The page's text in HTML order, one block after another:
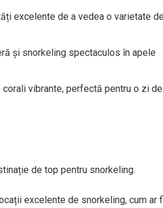
excelente de a vedea o varietate de
și snorkeling spectaculos în apele
vibrante, perfectă pentru o zi de
de top pentru snorkeling.
excelente de snorkeling, cum ar